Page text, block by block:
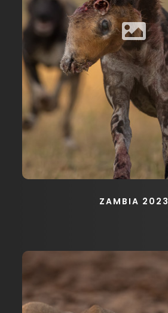
ZAMBIA 2023